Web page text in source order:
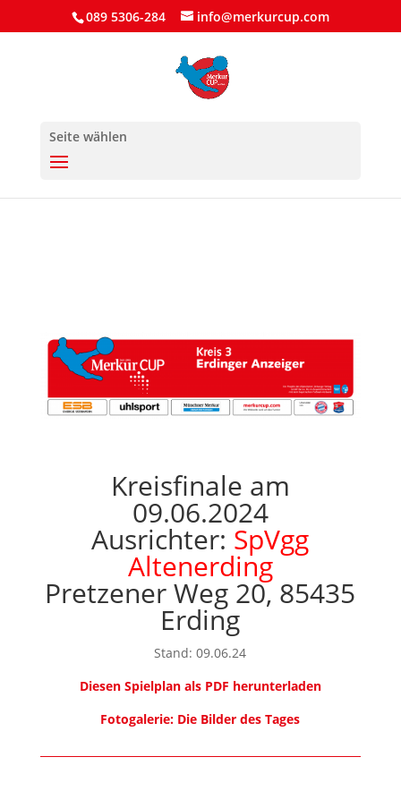
089 5306-284 info@merkurcup.com
Seite wählen
Kreisfinale am
09.06.2024
Ausrichter: SpVgg
Altenerding
Pretzener Weg 20, 85435
Erding
Stand: 09.06.24
Diesen Spielplan als PDF herunterladen
Fotogalerie: Die Bilder des Tages